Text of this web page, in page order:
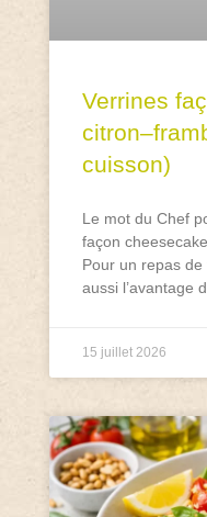
Verrines
cuisson)
Le mot du Chef
façon
Pour un repas
aussi l’avantage
15 juillet 2026